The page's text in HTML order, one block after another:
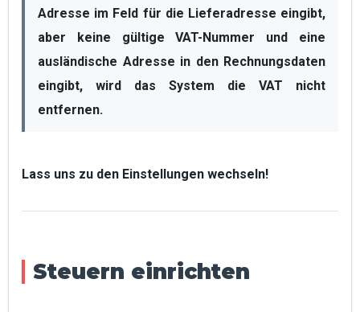
Adresse im Feld für die Lieferadresse eingibt,
aber keine gültige VAT-Nummer und eine
ausländische Adresse in den Rechnungsdaten
eingibt, wird das System die VAT nicht
entfernen.
Lass uns zu den Einstellungen wechseln!
Steuern einrichten